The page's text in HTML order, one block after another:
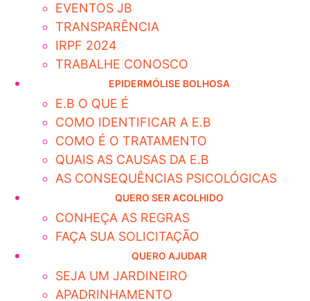
EVENTOS JB
TRANSPARÊNCIA
IRPF 2024
TRABALHE CONOSCO
EPIDERMÓLISE BOLHOSA
E.B O QUE É
COMO IDENTIFICAR A E.B
COMO É O TRATAMENTO
QUAIS AS CAUSAS DA E.B
AS CONSEQUÊNCIAS PSICOLÓGICAS
QUERO SER ACOLHIDO
CONHEÇA AS REGRAS
FAÇA SUA SOLICITAÇÃO
QUERO AJUDAR
SEJA UM JARDINEIRO
APADRINHAMENTO